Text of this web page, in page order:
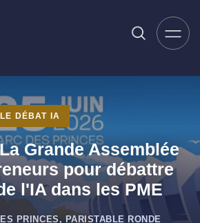
DÉBAT IA
Grande Assemblée
pour débattre
l'IA dans les PME
PRINCES, PARISTABLE RONDE